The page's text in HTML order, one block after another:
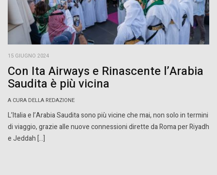
15 GIUGNO 2024
Con Ita Airways e Rinascente l’Arabia
Saudita è più vicina
A CURA DELLA REDAZIONE
L’Italia e l’Arabia Saudita sono più vicine che mai, non solo in termini
di viaggio, grazie alle nuove connessioni dirette da Roma per Riyadh
e Jeddah […]